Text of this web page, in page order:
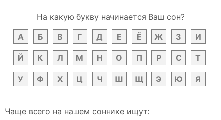
На какую букву начинается Ваш сон?
А
Б В Г Д Е Ё Ж З И
Й К Л М Н О П Р С Т
У Ф Х Ц Ч Ш Щ Э Ю Я
Чаще всего на нашем соннике ищут: